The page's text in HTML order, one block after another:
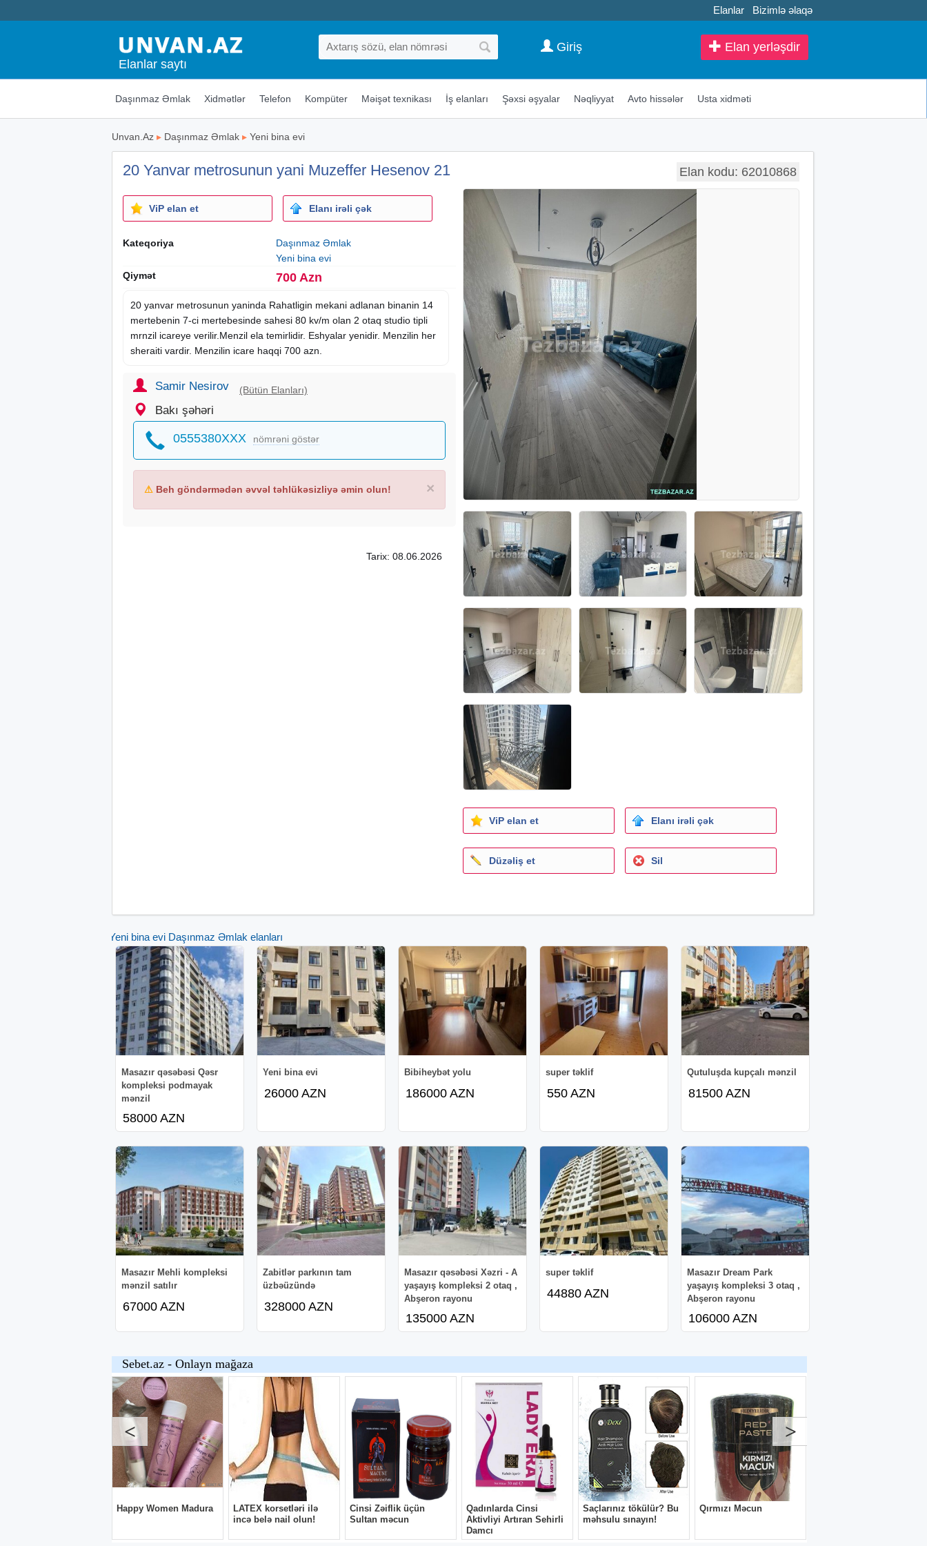
Elanlar Bizimlə əlaqə
Elanlar saytı
Elan yerləşdir
Giriş
Daşınmaz Əmlak Xidmətlər Telefon Kompüter Məişət texnikası İş elanları Şəxsi əşyalar Nəqliyyat Avto hissələr Usta xidməti
Unvan.Az ▸ Daşınmaz Əmlak ▸ Yeni bina evi
20 Yanvar metrosunun yani Muzeffer Hesenov 21 Elan kodu: 62010868
ViP elan et Elanı irəli çək
Kateqoriya
Daşınmaz Əmlak
Yeni bina evi
Qiymət
700 Azn
20 yanvar metrosunun yaninda Rahatligin mekani adlanan binanin 14
mertebenin 7-ci mertebesinde sahesi 80 kv/m olan 2 otaq studio tipli
mrnzil icareye verilir.Menzil ela temirlidir. Eshyalar yenidir. Menzilin her
sheraiti vardir. Menzilin icare haqqi 700 azn.
Samir Nesirov (Bütün Elanları)
Bakı şəhəri
0555380XXX nömrəni göstər
×
⚠ Beh göndərmədən əvvəl təhlükəsizliyə əmin olun!
Tarix: 08.06.2026
ViP elan et Elanı irəli çək
Düzəliş et Sil
Yeni bina evi Daşınmaz Əmlak elanları
Masazır qəsəbəsi Qəsr
kompleksi podmayak
mənzil
58000 AZN
Yeni bina evi
26000 AZN
Bibiheybət yolu
186000 AZN
super təklif
550 AZN
Qutuluşda kupçalı mənzil
81500 AZN
Masazır Mehli kompleksi
mənzil satılır
67000 AZN
Zabitlər parkının tam
üzbəüzündə
328000 AZN
Masazır qəsəbəsi Xəzri - A
yaşayış kompleksi 2 otaq ,
Abşeron rayonu
135000 AZN
super təklif
44880 AZN
Masazır Dream Park
yaşayış kompleksi 3 otaq ,
Abşeron rayonu
106000 AZN